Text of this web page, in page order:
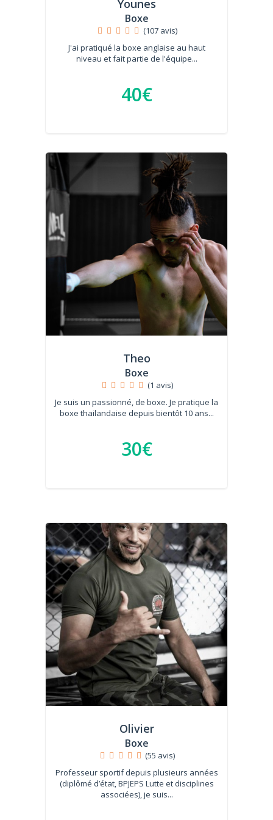
Younes
Boxe
(107 avis)
J'ai pratiqué la boxe anglaise au haut
niveau et fait partie de l'équipe...
40€
Theo
Boxe
(1 avis)
Je suis un passionné, de boxe. Je pratique la
boxe thailandaise depuis bientôt 10 ans...
30€
Olivier
Boxe
(55 avis)
Professeur sportif depuis plusieurs années
(diplômé d’état, BPJEPS Lutte et disciplines
associées), je suis...